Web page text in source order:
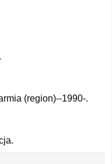
(region)--1990-.